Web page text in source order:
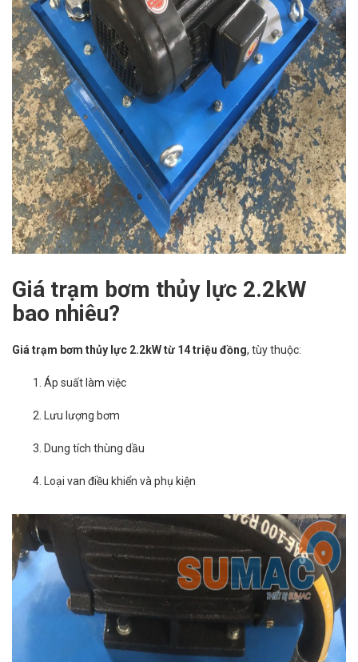
Giá trạm bơm thủy lực 2.2kW
bao nhiêu?
Giá trạm bơm thủy lực 2.2kW từ 14 triệu đồng, tùy thuộc:
Áp suất làm việc
Lưu lượng bơm
Dung tích thùng dầu
Loại van điều khiển và phụ kiện